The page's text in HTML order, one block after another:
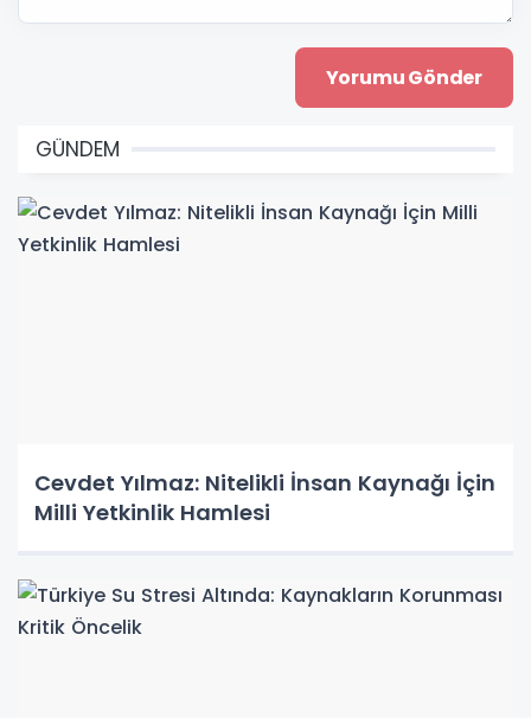
GÜNDEM
Cevdet Yılmaz: Nitelikli İnsan Kaynağı İçin
Milli Yetkinlik Hamlesi